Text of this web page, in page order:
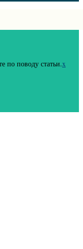
по поводу статьи.x